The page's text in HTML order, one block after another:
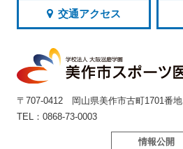
交通アクセス
〒707-0412 岡山県美作市古町1701番地
TEL：0868-73-0003
情報公開